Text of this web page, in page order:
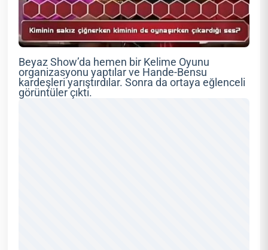
Beyaz Show’da hemen bir Kelime Oyunu
organizasyonu yaptılar ve Hande-Bensu
kardeşleri yarıştırdılar. Sonra da ortaya eğlenceli
görüntüler çıktı.